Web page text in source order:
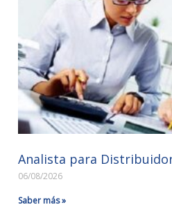
Analista para
06/08/2026
Saber más »